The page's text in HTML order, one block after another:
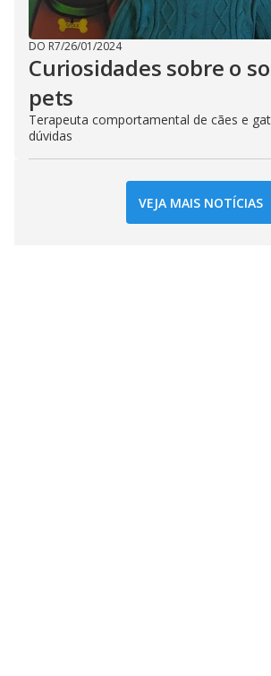
DO R7/26/01/2024
Curiosidades sobre o
pets
Terapeuta comportamental de cães e
dúvidas
VEJA MAIS NOTÍCIAS